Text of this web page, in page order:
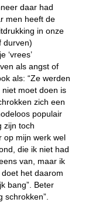
daar had
men heeft de
in onze
durven)
‘vrees’
als angst of
als: “Ze werden
niet moet doen is
zich een
populair
zijn toch
op mijn werk wel
die ik niet had
van, maar ik
doet het daarom
bang”. Beter